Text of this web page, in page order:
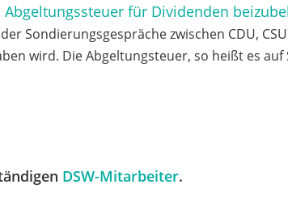
für Dividenden
Sondierungsgespräche zwischen CDU,
wird. Die Abgeltungsteuer, so heißt es auf
DSW-Mitarbeiter.